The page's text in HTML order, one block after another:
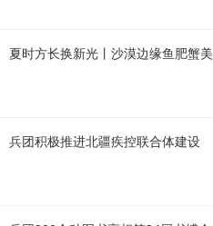
夏时方长换新光丨沙漠边缘鱼肥蟹美
兵团积极推进北疆疾控联合体建设